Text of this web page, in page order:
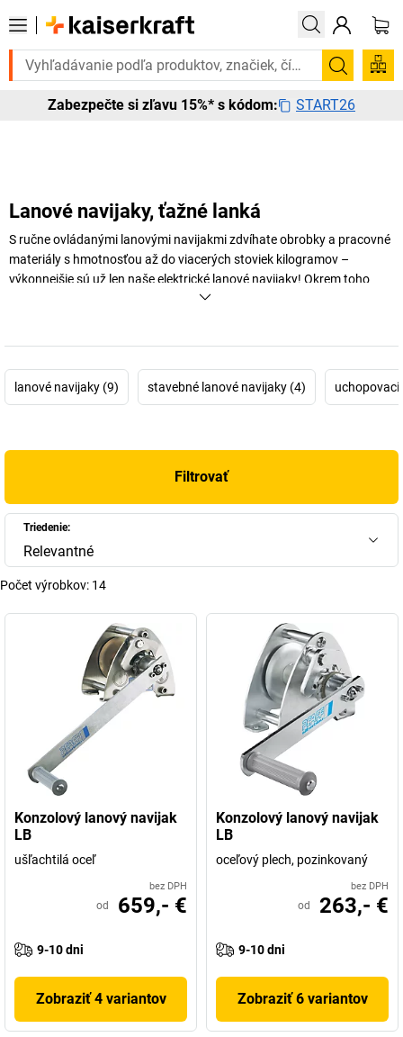
Potrebujete to urgentne? Vybrané bestsellery doručíme
Zabezpečte si zľavu 15%* s kódom: START26
Lanové navijaky, ťažné lanká
S ručne ovládanými lanovými navijakmi zdvíhate obrobky a pracovné
materiály s hmotnosťou až do viacerých stoviek kilogramov –
výkonnejšie sú už len naše elektrické lanové navijaky! Okrem toho
aj stavebné lanové navijaky na použitie
lanové navijaky (9) stavebné lanové navijaky (4)
Filtrovať
Triedenie:
Relevantné
Počet výrobkov: 14
Konzolový lanový navijak
LB
ušľachtilá oceľ
bez DPH
od 659,- €
9-10 dni
Zobraziť 4 variantov
Konzolový lanový navijak
LB
oceľový plech, pozinkovaný
bez DPH
od 263,- €
9-10 dni
Zobraziť 6 variantov